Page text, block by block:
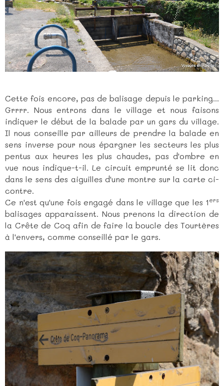
Cette fois encore, pas de balisage depuis le parking...
Grrrr. Nous entrons dans le village et nous faisons
indiquer le début de la balade par un gars du village.
Il nous conseille par ailleurs de prendre la balade en
sens inverse pour nous épargner les secteurs les plus
pentus aux heures les plus chaudes, pas d'ombre en
vue nous indique-t-il. Le circuit emprunté se lit donc
dans le sens des aiguilles d'une montre sur la carte ci-
contre.
Ce n'est qu'une fois engagé dans le village que les 1 ers
balisages apparaissent. Nous prenons la direction de
la Crête de Coq afin de faire la boucle des Tourtères
à l'envers, comme conseillé par le gars.